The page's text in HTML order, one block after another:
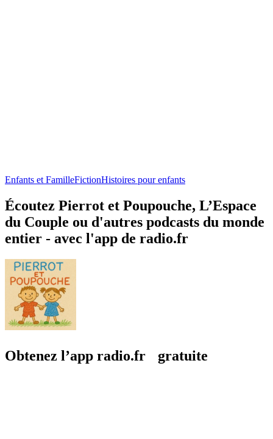
Enfants et FamilleFictionHistoires pour enfants
Écoutez Pierrot et Poupouche, L’Espace
du Couple ou d'autres podcasts du monde
entier - avec l'app de radio.fr
Obtenez l’app radio.fr gratuite